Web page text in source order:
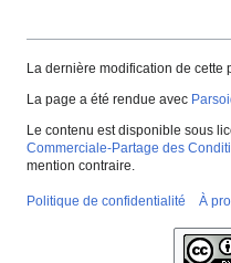
La dernière modification de cette
La page a été rendue avec
Le contenu est disponible sous
Commerciale-Partage des
mention contraire.
Politique de confidentialité À